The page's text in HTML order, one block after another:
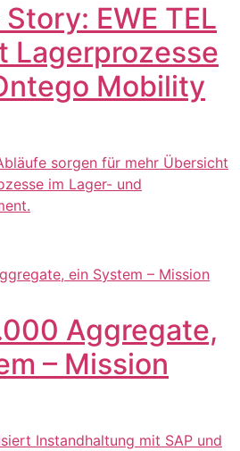
EWE TEL
Lagerprozesse
Mobility
sorgen für mehr Übersicht
im Lager- und
Aggregate,
– Mission
Instandhaltung mit SAP und